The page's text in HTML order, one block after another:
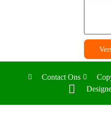
Contact Ons